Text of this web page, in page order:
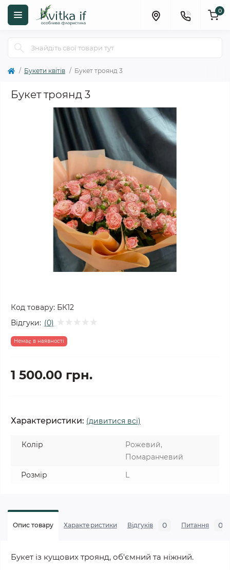
0
Букети квітів Букет троянд 3
Букет троянд 3
Код товару: БК12
Відгуки: (0)
Немає в наявності
1 500.00 грн.
Характеристики: (дивитися всі)
Колір
Рожевий,
Помаранчевий
Розмір
L
Опис товару Характеристики Відгуків 0 Питання 0
Букет із кущових троянд, об'ємний та ніжний.